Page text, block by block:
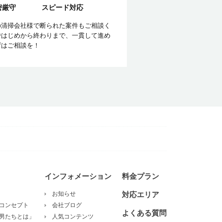
厳守 スピード対応
掃会社様で断られた案件もご相談く
じめから終わりまで、一貫して進め
ご相談を！
ンセプト
たちとは」
インフォメーション
お知らせ
会社ブログ
人気コンテンツ
料金プラン
対応エリア
よくある質問